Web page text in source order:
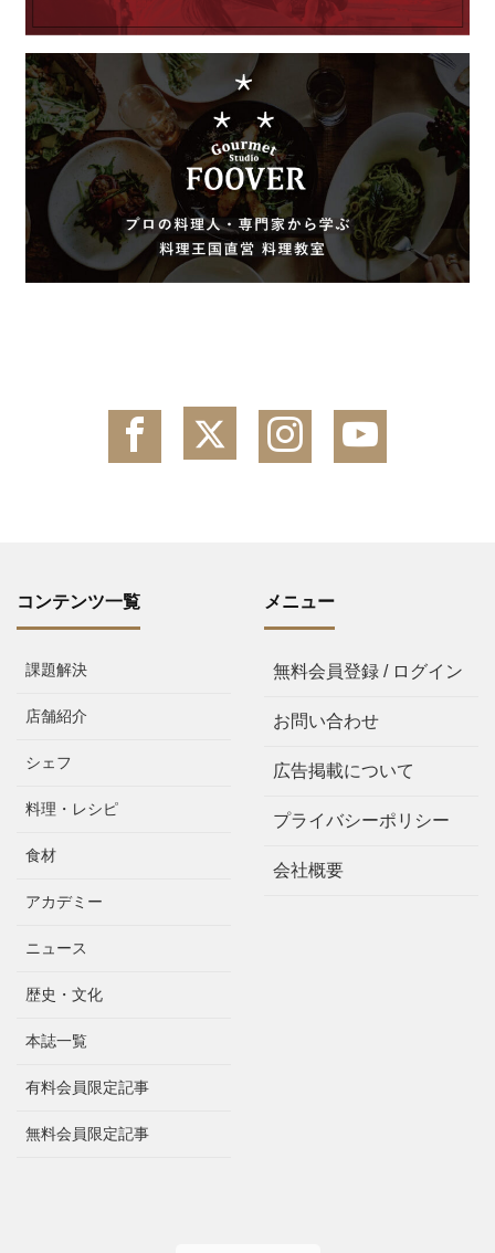
コンテンツ一覧
課題解決
店舗紹介
シェフ
料理・レシピ
食材
アカデミー
ニュース
歴史・文化
本誌一覧
有料会員限定記事
無料会員限定記事
メニュー
無料会員登録 / ログイン
お問い合わせ
広告掲載について
プライバシーポリシー
会社概要